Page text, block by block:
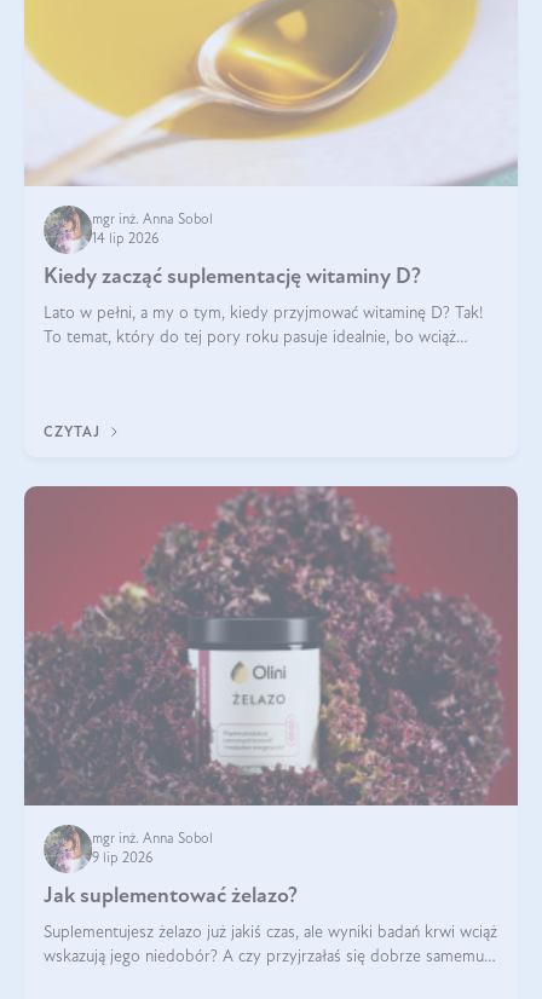
mgr inż. Anna Sobol
14 lip 2026
Kiedy zacząć suplementację witaminy D?
Lato w pełni, a my o tym, kiedy przyjmować witaminę D? Tak!
To temat, który do tej pory roku pasuje idealnie, bo wciąż
CZYTAJ
mgr inż. Anna Sobol
9 lip 2026
Jak suplementować żelazo?
Suplementujesz żelazo już jakiś czas, ale wyniki badań krwi wciąż
wskazują jego niedobór? A czy przyjrzałaś się dobrze samemu